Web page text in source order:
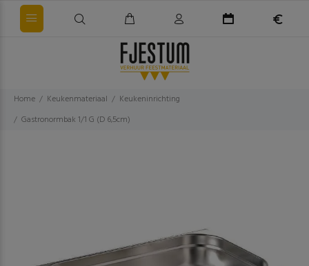
Home Keukenmateriaal
Keukeninrichting
Gastronormbak 1/1 G (D 6,5cm)